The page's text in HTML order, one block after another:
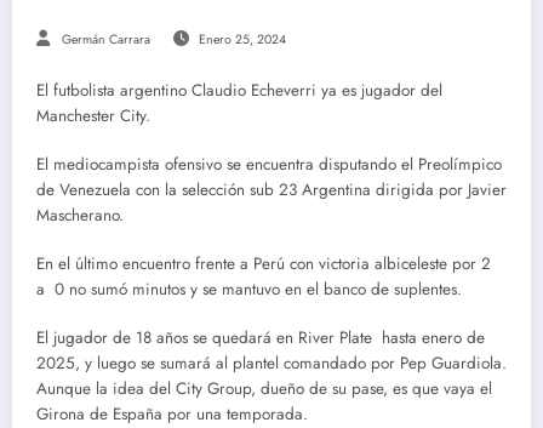
Germán Carrara Enero 25, 2024
El futbolista argentino Claudio Echeverri ya es jugador del
Manchester City.
El mediocampista ofensivo se encuentra disputando el Preolímpico
de Venezuela con la selección sub 23 Argentina dirigida por Javier
Mascherano.
En el último encuentro frente a Perú con victoria albiceleste por 2
a 0 no sumó minutos y se mantuvo en el banco de suplentes.
El jugador de 18 años se quedará en River Plate hasta enero de
2025, y luego se sumará al plantel comandado por Pep Guardiola.
Aunque la idea del City Group, dueño de su pase, es que vaya el
Girona de España por una temporada.